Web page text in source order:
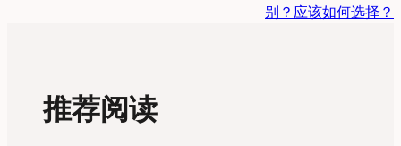
别？应该如何选择？
推荐阅读